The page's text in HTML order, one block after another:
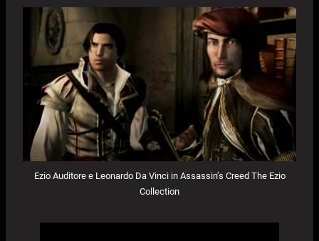
Ezio Auditore e Leonardo Da Vinci in Assassin’s Creed The Ezio
Collection